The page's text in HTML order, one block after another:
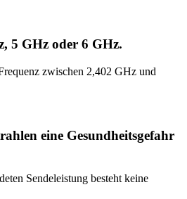
5 GHz oder 6 GHz.
zwischen 2,402 GHz und
eine Gesundheitsgefahr
Sendeleistung besteht keine